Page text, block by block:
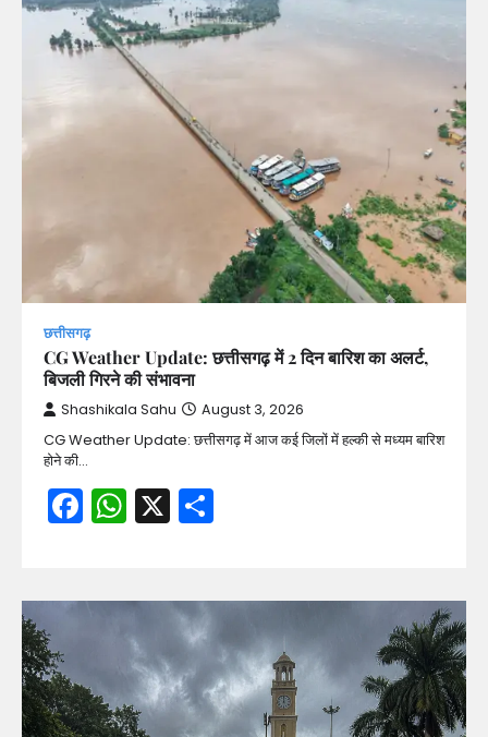
छत्तीसगढ़
CG Weather Update: छत्तीसगढ़ में 2 दिन बारिश का अलर्ट,
बिजली गिरने की संभावना
Shashikala Sahu August 3, 2026
CG Weather Update: छत्तीसगढ़ में आज कई जिलों में हल्की से मध्यम बारिश
होने की…
Facebook
WhatsApp
X